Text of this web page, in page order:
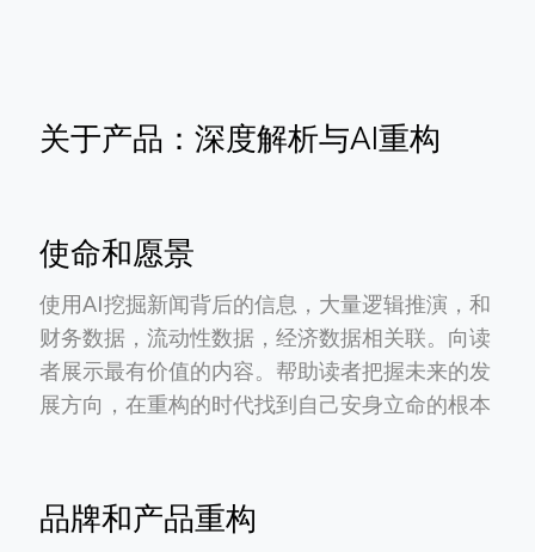
关于产品：深度解析与AI重构
使命和愿景
使用AI挖掘新闻背后的信息，大量逻辑推演，和
财务数据，流动性数据，经济数据相关联。向读
者展示最有价值的内容。帮助读者把握未来的发
展方向，在重构的时代找到自己安身立命的根本
品牌和产品重构